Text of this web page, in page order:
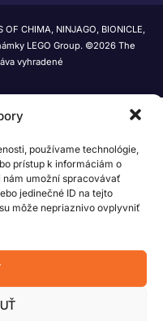
používame technológie,
prístup k informáciám o
umožní spracovávať
jedinečné ID na tejto
môže nepriaznivo ovplyvniť
CHIMA, NINJAGO, BIONICLE,
LEGO Group. ©2026 The
vyhradené